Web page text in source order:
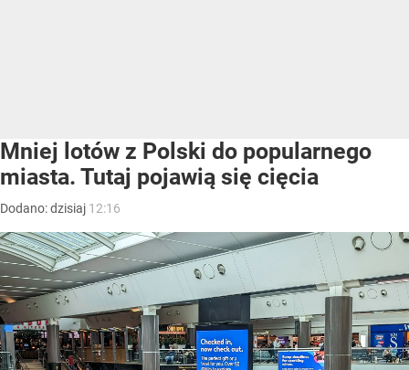
Mniej lotów z Polski do popularnego
miasta. Tutaj pojawią się cięcia
Dodano:dzisiaj 12:16